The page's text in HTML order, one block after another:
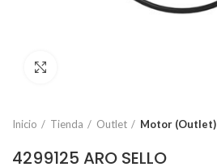
Inicio Tienda Outlet Motor (Outlet)
4299125 ARO SELLO